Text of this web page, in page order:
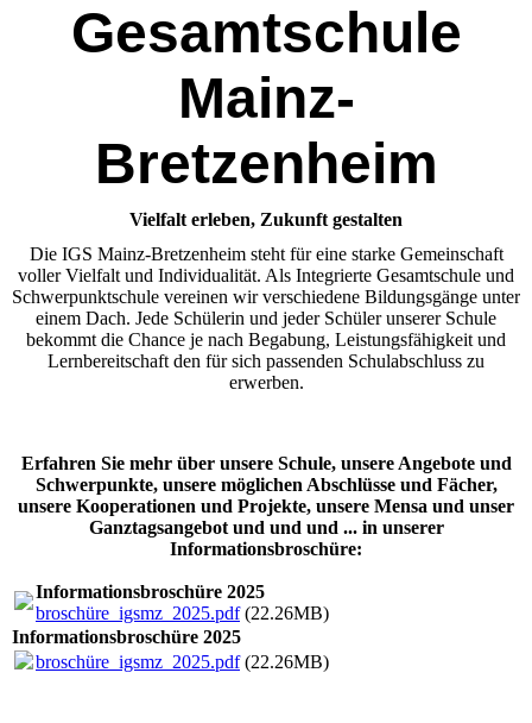
Gesamtschule
Mainz-
Bretzenheim
Vielfalt erleben, Zukunft gestalten
Die IGS Mainz-Bretzenheim steht für eine starke Gemeinschaft
voller Vielfalt und Individualität. Als Integrierte Gesamtschule und
Schwerpunktschule vereinen wir verschiedene Bildungsgänge unter
einem Dach. Jede Schülerin und jeder Schüler unserer Schule
bekommt die Chance je nach Begabung, Leistungsfähigkeit und
Lernbereitschaft den für sich passenden Schulabschluss zu
erwerben.
Erfahren Sie mehr über unsere Schule, unsere Angebote und
Schwerpunkte, unsere möglichen Abschlüsse und Fächer,
unsere Kooperationen und Projekte, unsere Mensa und unser
Ganztagsangebot und und und ... in unserer
Informationsbroschüre:
Informationsbroschüre 2025
broschüre_igsmz_2025.pdf(22.26MB)
Informationsbroschüre 2025
broschüre_igsmz_2025.pdf(22.26MB)